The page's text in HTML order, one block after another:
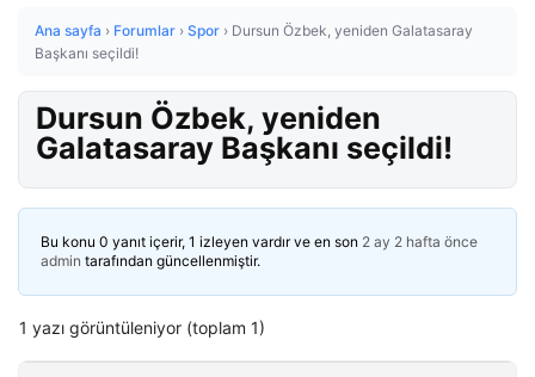
Ana sayfa › Forumlar › Spor › Dursun Özbek, yeniden Galatasaray
Başkanı seçildi!
Dursun Özbek, yeniden
Galatasaray Başkanı seçildi!
Bu konu 0 yanıt içerir, 1 izleyen vardır ve en son 2 ay 2 hafta önce
admin tarafından güncellenmiştir.
1 yazı görüntüleniyor (toplam 1)